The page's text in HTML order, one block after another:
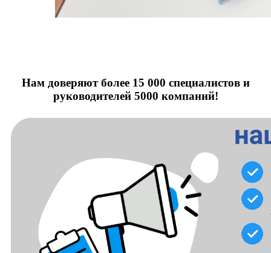
Нам доверяют более 15 000 специалистов и
руководителей 5000 компаний!